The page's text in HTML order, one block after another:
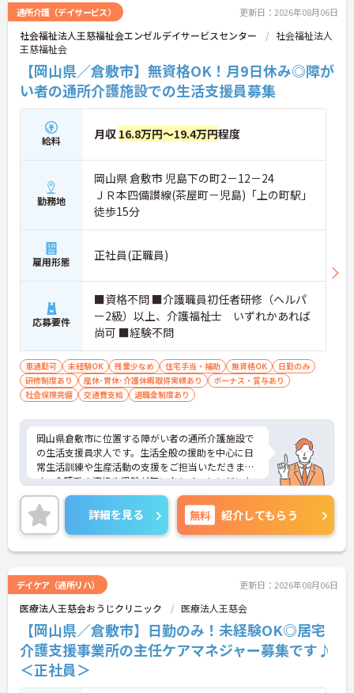
通所介護（デイサービス） 更新日：2026年08月06日
社会福祉法人王慈福祉会エンゼルデイサービスセンター
社会福祉法人
王慈福祉会
【岡山県／倉敷市】無資格OK！月9日休み◎障が
い者の通所介護施設での生活支援員募集
給料 月収 16.8万円～19.4万円程度
勤務地
岡山県 倉敷市 児島下の町2－12－24
ＪＲ本四備讃線(茶屋町－児島)「上の町駅」
徒歩15分
雇用形態 正社員(正職員)
応募要件
■資格不問 ■介護職員初任者研修（ヘルパ
ー2級）以上、介護福祉士 いずれかあれば
尚可 ■経験不問
車通勤可 未経験OK 残業少なめ 住宅手当・補助 無資格OK
日勤のみ
研修制度あり
産休･育休･介護休暇取得実績あり
ボーナス・賞与あり
社会保険完備
交通費支給 退職金制度あり
岡山県倉敷市に位置する障がい者の通所介護施設で
の生活支援員求人です。生活全般の援助を中心に日
常生活訓練や生産活動の支援をご担当いただきま
す。介護系の資格や経験が無い方もチャレンジいた
だけます。先輩が丁寧にサポートしてくださいます
ので安心です。月9日休み、日勤のみのご勤務ですの
で、生活リズムを整えやすく無理なくご勤務いただ
けます♪ご興味のある方には、面接対策ポイントな
ど、さらに詳細をお話ししますのでお気軽にご相談
詳細を見る 無料 紹介してもらう
デイケア（通所リハ） 更新日：2026年08月06日
医療法人王慈会おうじクリニック 医療法人王慈会
【岡山県／倉敷市】日勤のみ！未経験OK◎居宅
介護支援事業所の主任ケアマネジャー募集です♪
＜正社員＞